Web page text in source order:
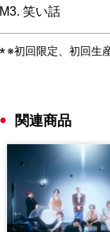
M3. 笑い話
※初回限定、初回生
関連商品